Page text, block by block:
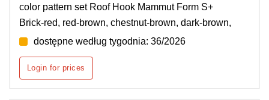
color pattern set Roof Hook Mammut Form S+
Brick-red, red-brown, chestnut-brown, dark-brown,
dostępne według tygodnia: 36/2026
Login for prices